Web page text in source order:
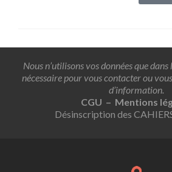
Nous n’utilisons vos données que
nécessaire pour vous contacter ou
d’information.
CGU – Mentions
Désinscription des